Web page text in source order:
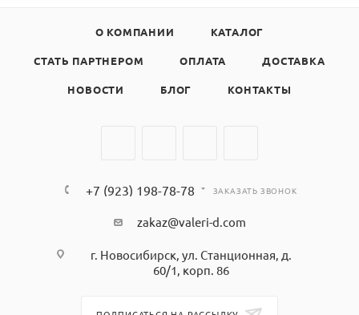
О КОМПАНИИ КАТАЛОГ
СТАТЬ ПАРТНЕРОМ ОПЛАТА ДОСТАВКА
НОВОСТИ БЛОГ КОНТАКТЫ
+7 (923) 198-78-78 ЗАКАЗАТЬ ЗВОНОК
zakaz@valeri-d.com
г. Новосибирск, ул. Станционная, д.
60/1, корп. 86